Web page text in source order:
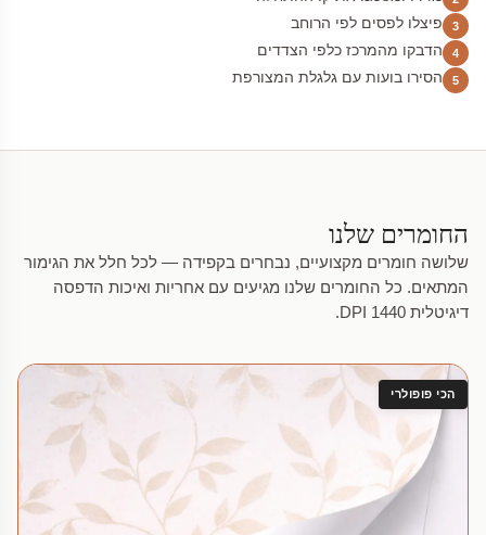
3 פיצלו לפסים לפי הרוחב
4 הדבקו מהמרכז כלפי הצדדים
5 הסירו בועות עם גלגלת המצורפת
החומרים שלנו
שלושה חומרים מקצועיים, נבחרים בקפידה — לכל חלל את הגימור
המתאים. כל החומרים שלנו מגיעים עם אחריות ואיכות הדפסה
דיגיטלית 1440 DPI.
הכי פופולרי